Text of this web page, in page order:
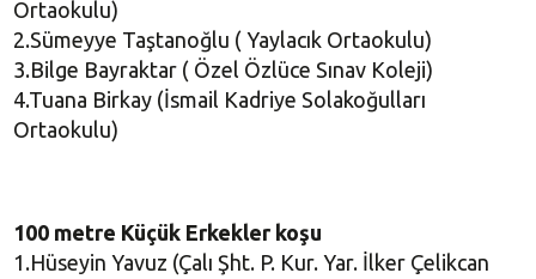
Ortaokulu)
2.Sümeyye Taştanoğlu ( Yaylacık Ortaokulu)
3.Bilge Bayraktar ( Özel Özlüce Sınav Koleji)
4.Tuana Birkay (İsmail Kadriye Solakoğulları
Ortaokulu)
100 metre Küçük Erkekler koşu
1.Hüseyin Yavuz (Çalı Şht. P. Kur. Yar. İlker Çelikcan